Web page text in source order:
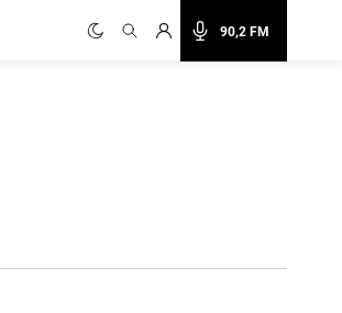
90,2 FM